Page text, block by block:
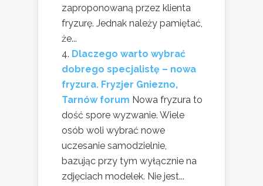
zaproponowaną przez klienta
fryzurę. Jednak należy pamiętać,
że...
Dlaczego warto wybrać
dobrego specjalistę – nowa
fryzura. Fryzjer Gniezno,
Tarnów forum Nowa fryzura to
dość spore wyzwanie. Wiele
osób woli wybrać nowe
uczesanie samodzielnie,
bazując przy tym wyłącznie na
zdjęciach modelek. Nie jest...